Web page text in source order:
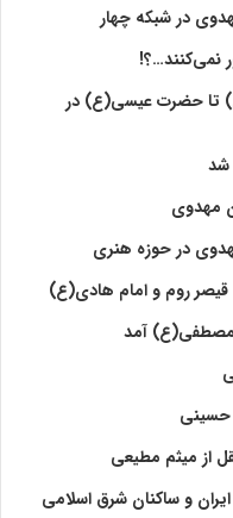
در شبکه چهار
نمی‌کنند…؟!
تا حضرت عیسی(ع) در
شد
مهدوی
در حوزه هنری
روم و امام هادی(ع)
مصطفی(ع) آمد
حسینی
از میثم مطیعی
و ساکنان شرق اسلامی